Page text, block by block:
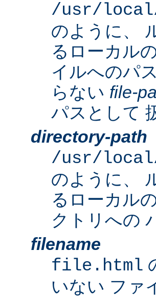
/usr/
のように、
るローカル
イルへのパ
らない file-
パスとして
directory-path
/usr/
のように、
るローカル
クトリへの
filename
file.html
いない ファ